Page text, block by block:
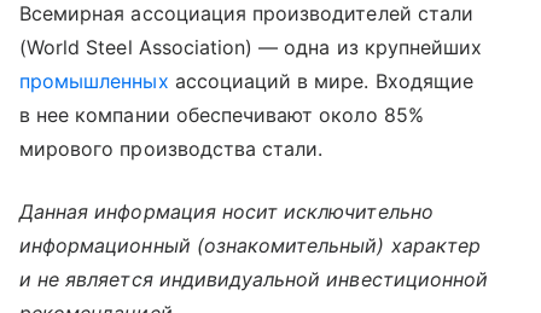
Всемирная ассоциация производителей стали
(World Steel Association) — одна из крупнейших
промышленных ассоциаций в мире. Входящие
в нее компании обеспечивают около 85%
мирового производства стали.
Данная информация носит исключительно
информационный (ознакомительный) характер
и не является индивидуальной инвестиционной